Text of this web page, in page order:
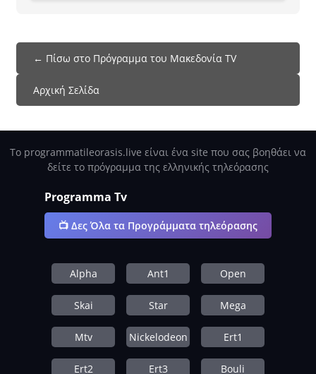
← Πίσω στο Πρόγραμμα του Μακεδονία TV
Αρχική Σελίδα
Το programmatileorasis.live είναι ένα site που σας βοηθάει να
δείτε το πρόγραμμα της ελληνικής τηλεόρασης
Programma Tv
📺 Δες Όλα τα Προγράμματα τηλεόρασης
Alpha Ant1 Open
Skai Star Mega
Mtv Nickelodeon Ert1
Ert2 Ert3 Bouli